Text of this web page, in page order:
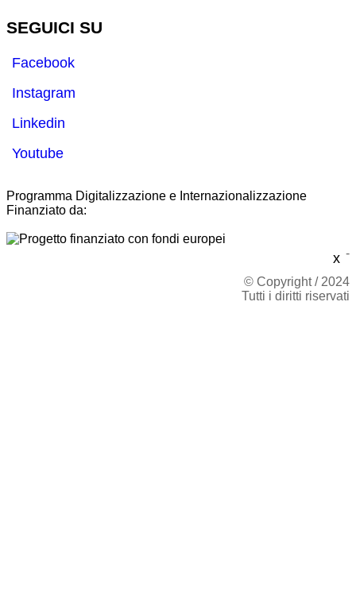
x
SEGUICI SU
Facebook
Instagram
Linkedin
Youtube
Programma Digitalizzazione e Internazionalizzazione
Finanziato da:
-
© Copyright / 2024
Tutti i diritti riservati